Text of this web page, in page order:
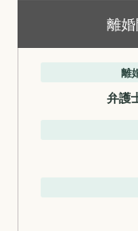
離
離
弁護